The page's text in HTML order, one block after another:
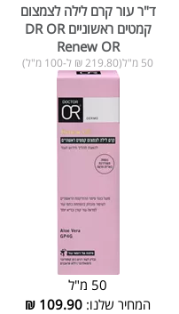
ד"ר עור קרם לילה לצמצום
קמטים ראשוניים DR OR
Renew OR
50 מ"ל(219.80 ₪ ל-100 מ"ל)
50 מ"ל
המחיר שלנו: 109.90
₪